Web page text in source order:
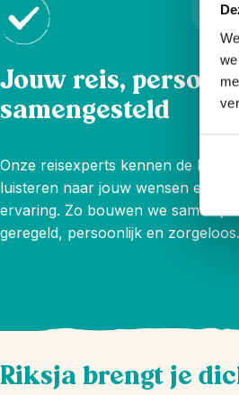
Jouw reis,
samengesteld
Onze reisexperts kennen de
luisteren naar jouw wensen en
ervaring. Zo bouwen we samen
geregeld, persoonlijk en zorgeloos.
Riksja brengt je